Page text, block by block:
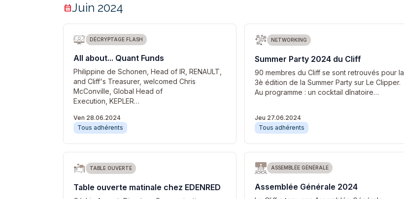
calendar_monthJuin 2024
DÉCRYPTAGE FLASH
All about... Quant Funds
Philippine de Schonen, Head of IR, RENAULT,
and Cliff's Treasurer, welcomed Chris
McConville, Global Head of
Execution, KEPLER…
Ven 28.06.2024
Tous adhérents
NETWORKING
Summer Party 2024 du Cliff
90 membres du Cliff se sont retrouvés pour la
3è édition de la Summer Party sur Le Clipper.
Au programme : un cocktail dînatoire…
Jeu 27.06.2024
Tous adhérents
TABLE OUVERTE
Table ouverte matinale chez EDENRED
ASSEMBLÉE GÉNÉRALE
Assemblée Générale 2024